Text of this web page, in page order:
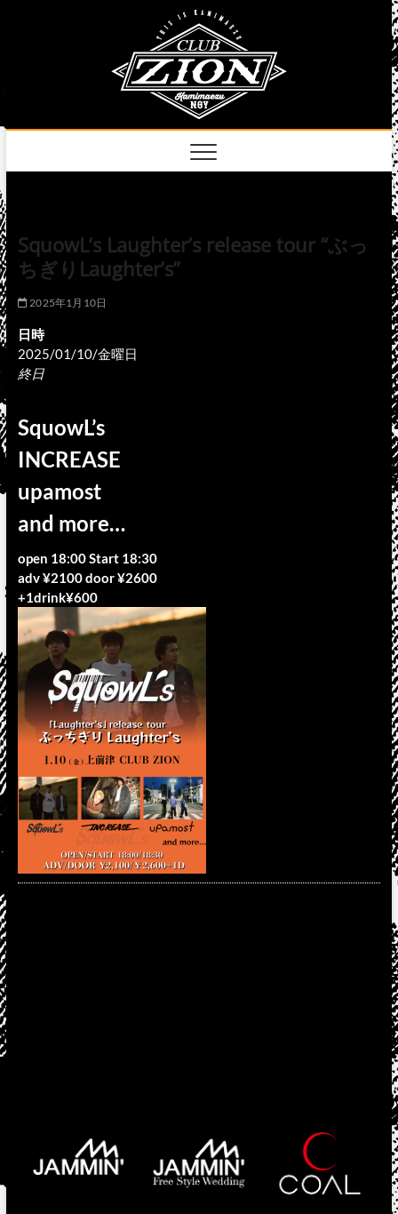
SquowL’s Laughter’s release tour “ぶっ
ちぎりLaughter’s”
2025年1月10日
日時
2025/01/10/金曜日
終日
SquowL’s
INCREASE
upamost
and more…
open 18:00 Start 18:30
adv ¥2100 door ¥2600
+1drink¥600